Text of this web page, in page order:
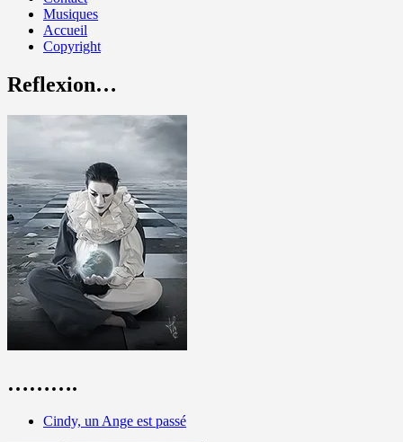
Musiques
Accueil
Copyright
Reflexion…
……….
Cindy, un Ange est passé